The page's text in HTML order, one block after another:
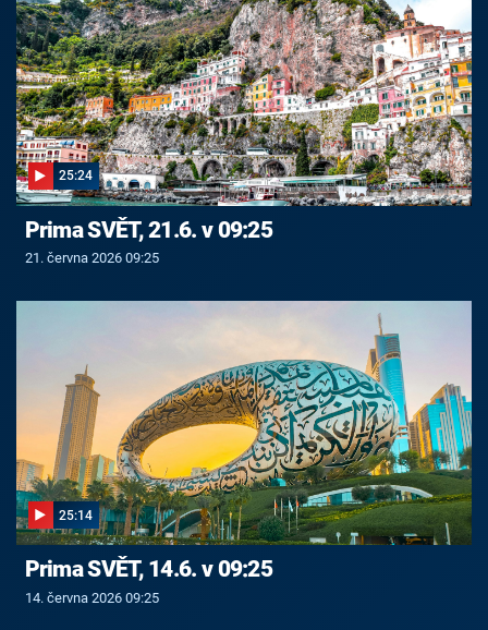
25:24
Prima SVĚT, 21.6. v 09:25
21. června 2026 09:25
25:14
Prima SVĚT, 14.6. v 09:25
14. června 2026 09:25